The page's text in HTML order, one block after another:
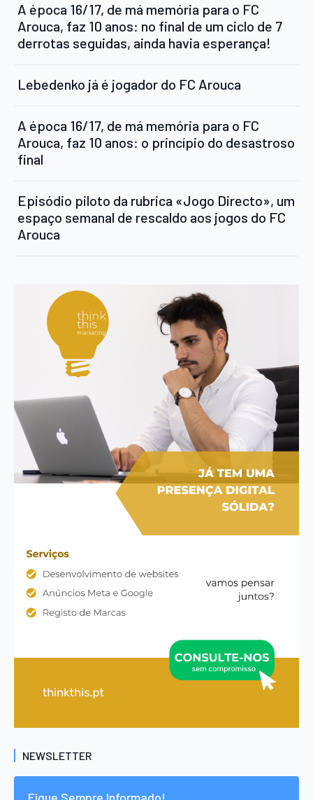
A época 16/17, de má memória para o FC
Arouca, faz 10 anos: no final de um ciclo de 7
derrotas seguidas, ainda havia esperança!
Lebedenko já é jogador do FC Arouca
A época 16/17, de má memória para o FC
Arouca, faz 10 anos: o princípio do desastroso
final
Episódio piloto da rubrica «Jogo Directo», um
espaço semanal de rescaldo aos jogos do FC
Arouca
NEWSLETTER